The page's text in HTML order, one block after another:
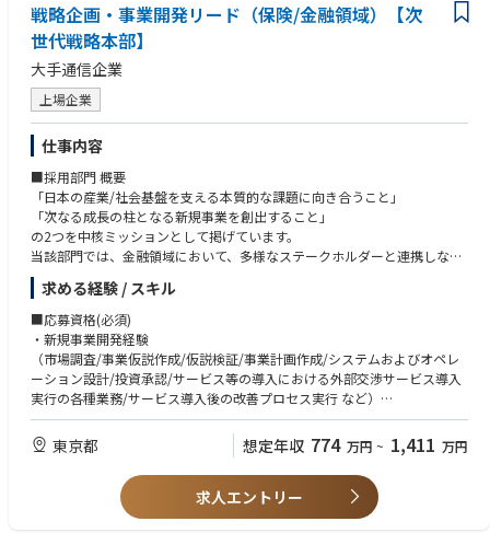
〇国産AI等の重点プロジェクトの事業化検討、
・国産AIを起点としたビジネスモデル、ロードマップ、収益機会の検討
〇AI関連のアライアンス・M&A等検討
・事業提携、出資、JV、M&A等の非連続成長機会の探索、初期仮説構築、
投資ストーリー整理、関係部門との検討推進
〇本部横断的なプロジェクト推進
・プロジェクト推進：本部内各部門、技術部門、営業部門、法務・財務・
経営企画、官公庁、研究機関、パートナー企業等を巻き込んだプロジェク
トマネジメント
・意思決定支援：経営層・関係役員向けの資料作成、論点設計、事業計
画・収支モデル作成、リスク・課題の可視化
■仕事の魅力
・AI、AIデータセンター、フィジカルAIなど最新テクノロジー動向と社会
情勢、国家戦略を踏まえ、国家的・社会的意義のと市場性の大きいテーマ
の事業化に携わることができる。
・本部全体の戦略テーマを扱い、経営に近い視点から事業ポートフォリオ
や成長投資が設計できる。
・法人営業力、顧客基盤、グループ会社のサービス、AI／クラウド／通信
推進することができる。
協業を通じて、社会実装に近い立場で新しい事業機会を創出することがで
■応募資格(歓迎)
・生成AI／LLM、AIデータセンター、クラウド、半導体、ロボティクス、
フィジカルAI等の領域に関する知見または業務経験
・官公庁、国立研究所、大学、業界団体との連携、政策提言、補助金・大
型国家プロジェクト等の推進経験
・M&A、出資、JV組成、アライアンス、事業提携における企画・検討・交
渉・PMI等の経験
・重要インフラ、基幹産業、公共領域向けのBtoB／BtoG事業開発または
エンタープライズ営業企画経験
戦略企画・事業開発リード（保険/金融領域）【次
世代戦略本部】
大手通信企業
上場企業
仕事内容
■採用部門 概要
「日本の産業/社会基盤を支える本質的な課題に向き合うこと」
「次なる成長の柱となる新規事業を創出すること」
の2つを中核ミッションとして掲げています。
当該部門では、金融領域において、多様なステークホルダーと連携しなが
ら、AIをはじめとする次世代デジタル基盤を活用した産業の変革に取り組
んでいます。
■職務内容
【ミッション】
当本部は日本の抱える多くの社会課題に向き合い、グループアセットを最
大限活用しながら課題の構造的問題の解決を目指しています。
課題に対しての打ち手を企画/設計/創造し業界課題の改善/解決がミッショ
ンとなります。
日本有数の事業アセット（ICTアセット：AI/ネットワーク/クラウド、グル
求める経験 / スキル
■応募資格(必須)
・新規事業開発経験
（市場調査/事業仮説作成/仮説検証/事業計画作成/システムおよびオペレ
ーション設計/投資承認/サービス等の導入における外部交渉サービス導入
実行の各種業務/サービス導入後の改善プロセス実行 など）
■応募資格(歓迎)
・新規事業開発の領域において特に保険/金融領域での事業企画/推進の経
・AI等の最先端テクノロジーに日常的に触れ、技術も活用した事業企画経
東京都 想定年収 774 万円 ~ 1,411 万円
求人エントリー